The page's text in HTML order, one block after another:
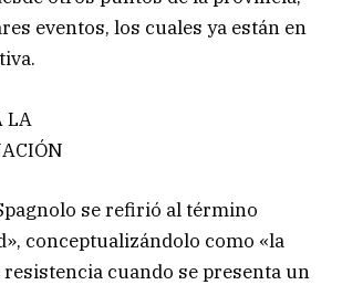
eventos, los cuales ya están en
LA
se refirió al término
conceptualizándolo como «la
resistencia cuando se presenta un